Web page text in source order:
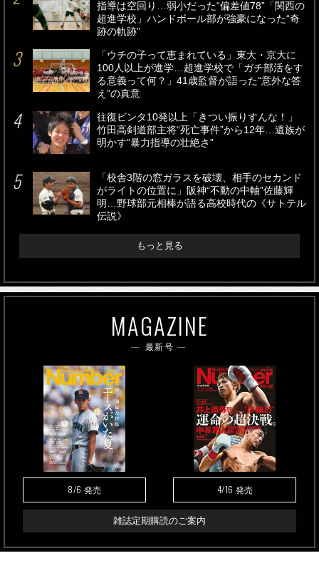
指導は空回り…弱小だった“偏差値78”「関西の
超進学校」ハンドボール部が強豪になった“奇
跡の軌跡”
「ウチの子って恵まれている」東大・京大に
100人以上が進学…超進学校で「ガチ部活をす
る意義って何？」41歳監督が語った“意外な答
え”の真意
往復ビンタ10発以上「きつい振りすんな！」
竹田高剣道部主将“死亡事件”から12年…遺族が
明かす“暴力指導の壮絶さ”
「校舎3階の窓ガラスを破壊、相手のセカンド
がライトの位置に」阪神“不動の中軸”佐藤輝
明…野球部元相棒が語る高校時代の《サトテル
伝説》
もっと見る
MAGAZINE
最新号
8/6 発売 4/16 発売
雑誌定期購読のご案内